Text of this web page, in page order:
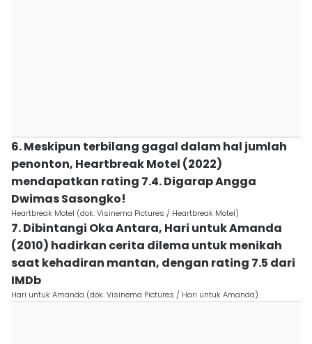
6. Meskipun terbilang gagal dalam hal jumlah
penonton, Heartbreak Motel (2022)
mendapatkan rating 7.4. Digarap Angga
Dwimas Sasongko!
Heartbreak Motel (dok. Visinema Pictures / Heartbreak Motel)
7. Dibintangi Oka Antara, Hari untuk Amanda
(2010) hadirkan cerita dilema untuk menikah
saat kehadiran mantan, dengan rating 7.5 dari
IMDb
Hari untuk Amanda (dok. Visinema Pictures / Hari untuk Amanda)